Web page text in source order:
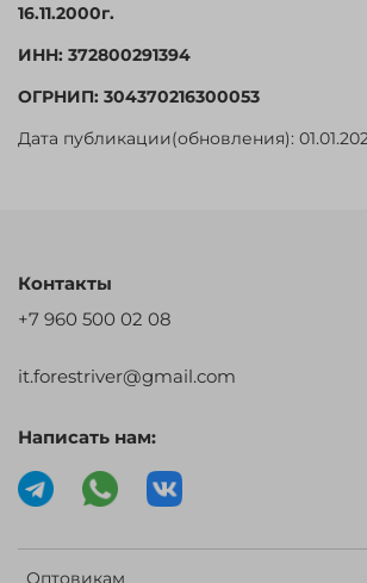
16.11.2000г.
ИНН: 372800291394
ОГРНИП: 304370216300053
Дата публикации(обновления):
Оптовикам
Контакты
+7 960 500 02 08
it.forestriver@gmail.com
Написать нам: